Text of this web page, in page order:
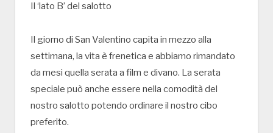
Il ‘lato B’ del salotto
Il giorno di San Valentino capita in mezzo alla
settimana, la vita è frenetica e abbiamo rimandato
da mesi quella serata a film e divano. La serata
speciale può anche essere nella comodità del
nostro salotto potendo ordinare il nostro cibo
preferito.